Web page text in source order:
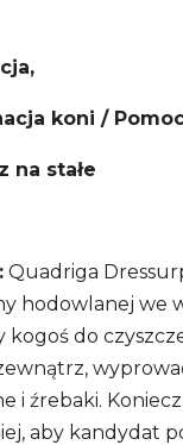
koni /
na stałe
Quadriga
hodowlanej we
do
i źrebaki.
aby kandydat